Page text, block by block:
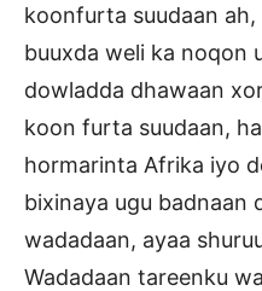
koonfurta suudaan
buuxda weli ka noqon
dowladda dhawaan
koon furta suudaan,
hormarinta Afrika iyo
bixinaya ugu badnaan
wadadaan, ayaa
Wadadaan tareenku